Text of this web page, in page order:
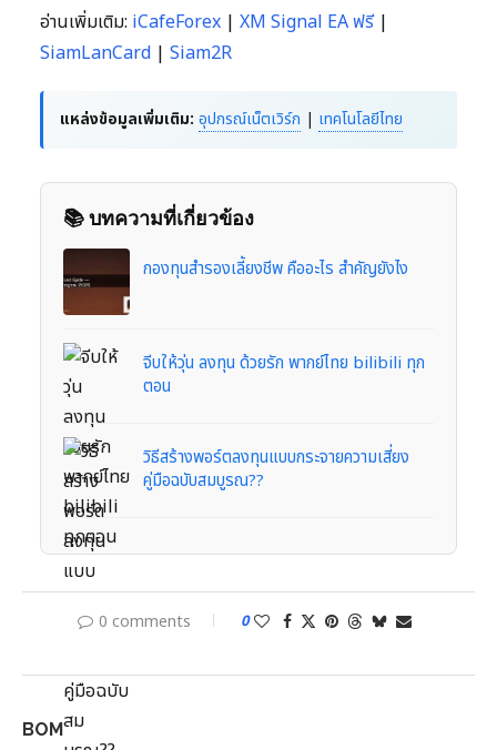
อ่านเพิ่มเติม: iCafeForex | XM Signal EA ฟรี|
SiamLanCard | Siam2R
แหล่งข้อมูลเพิ่มเติม: อุปกรณ์เน็ตเวิร์ก | เทคโนโลยีไทย
📚 บทความที่เกี่ยวข้อง
กองทุนสำรองเลี้ยงชีพ คืออะไร สำคัญยังไง
จีบให้วุ่น ลงทุน ด้วยรัก พากย์ไทย bilibili ทุก
ตอน
วิธีสร้างพอร์ตลงทุนแบบกระจายความเสี่ยง
คู่มือฉบับสมบูรณ??
0 comments 0
BOM